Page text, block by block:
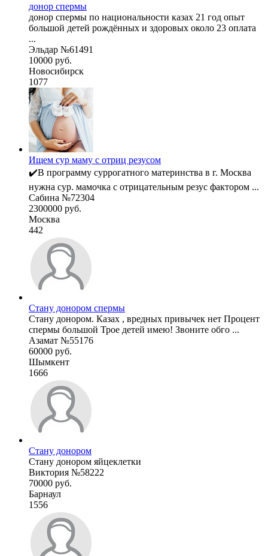
донор спермы
донор спермы по национальности казах 21 год опыт
большой детей рождённых и здоровых около 23 оплата
...
Эльдар №61491
10000 руб.
Новосибирск
1077
Ищем сур маму с отриц резусом
✔️В программу суррогатного материнства в г. Москва
нужна сур. мамочка с отрицательным резус фактором ...
Сабина №72304
2300000 руб.
Москва
442
Стану донором спермы
Стану донором. Казах , вредных привычек нет Процент
спермы большой Трое детей имею! Звоните обго ...
Азамат №55176
60000 руб.
Шымкент
1666
Стану донором
Стану донором яйцеклетки
Виктория №58222
70000 руб.
Барнаул
1556